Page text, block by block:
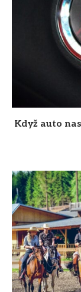
Když auto